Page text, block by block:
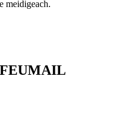
meidigeach.